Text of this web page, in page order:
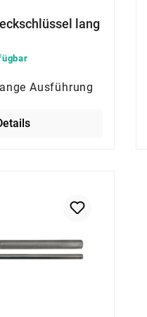
lang
Ausführung